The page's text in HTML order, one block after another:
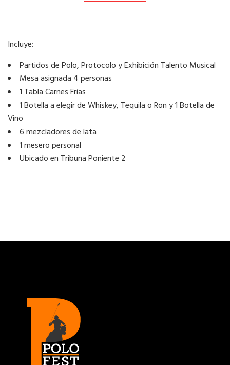
Incluye:
Partidos de Polo, Protocolo y Exhibición Talento Musical
Mesa asignada 4 personas
1 Tabla Carnes Frías
1 Botella a elegir de Whiskey, Tequila o Ron y 1 Botella de
Vino
6 mezcladores de lata
1 mesero personal
Ubicado en Tribuna Poniente 2